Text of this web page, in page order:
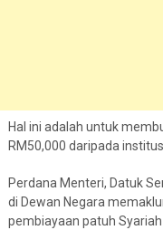
Hal ini adalah untuk
RM50,000 daripada
Perdana Menteri, Datuk
di Dewan Negara
pembiayaan patuh